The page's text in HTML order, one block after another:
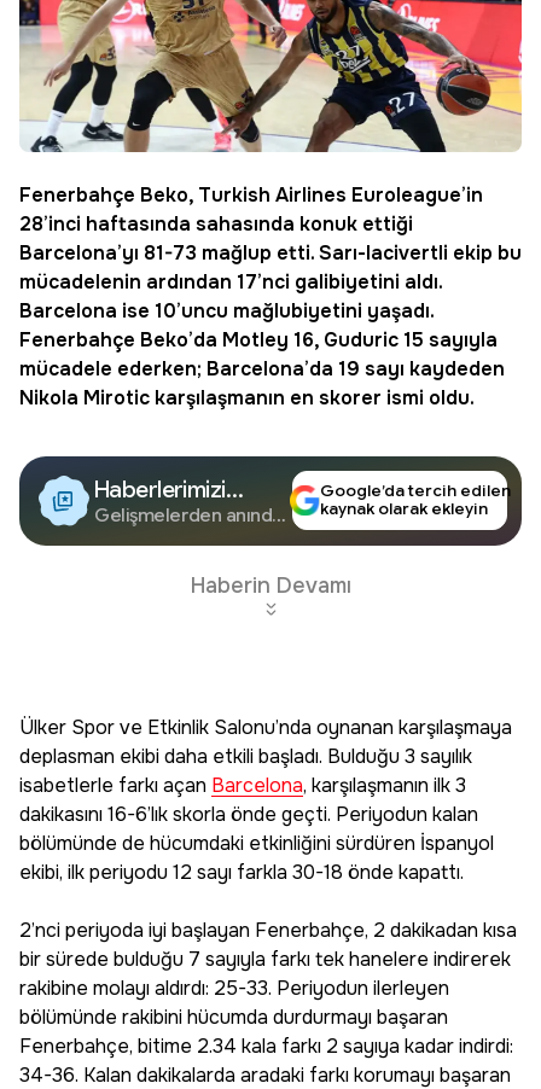
Fenerbahçe Beko, Turkish Airlines Euroleague’in
28’inci haftasında sahasında konuk ettiği
Barcelona’yı 81-73 mağlup etti. Sarı-lacivertli ekip bu
mücadelenin ardından 17’nci galibiyetini aldı.
Barcelona ise 10’uncu mağlubiyetini yaşadı.
Fenerbahçe Beko’da Motley 16, Guduric 15 sayıyla
mücadele ederken; Barcelona’da 19 sayı kaydeden
Nikola Mirotic karşılaşmanın en skorer ismi oldu.
Haberlerimizi
Google'da Takip
Edin
Gelişmelerden anında
Google’da tercih edilen
kaynak olarak ekleyin
Haberin Devamı
Ülker Spor ve Etkinlik Salonu’nda oynanan karşılaşmaya
deplasman ekibi daha etkili başladı. Bulduğu 3 sayılık
isabetlerle farkı açan Barcelona, karşılaşmanın ilk 3
dakikasını 16-6’lık skorla önde geçti. Periyodun kalan
bölümünde de hücumdaki etkinliğini sürdüren İspanyol
ekibi, ilk periyodu 12 sayı farkla 30-18 önde kapattı.
2’nci periyoda iyi başlayan Fenerbahçe, 2 dakikadan kısa
bir sürede bulduğu 7 sayıyla farkı tek hanelere indirerek
rakibine molayı aldırdı: 25-33. Periyodun ilerleyen
bölümünde rakibini hücumda durdurmayı başaran
Fenerbahçe, bitime 2.34 kala farkı 2 sayıya kadar indirdi:
34-36. Kalan dakikalarda aradaki farkı korumayı başaran